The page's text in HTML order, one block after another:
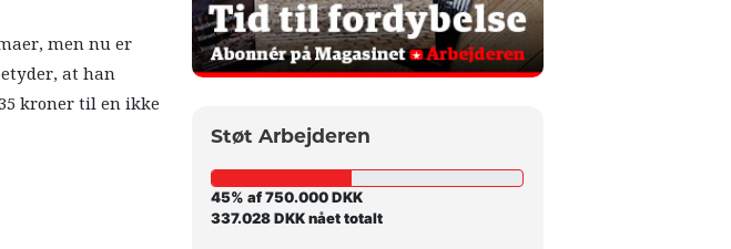
men nu er
at han
kroner til en ikke
Støt Arbejderen
45% af 750.000 DKK
337.028 DKK nået totalt